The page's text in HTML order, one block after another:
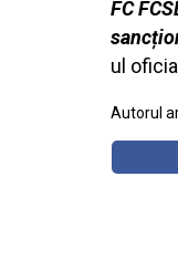
FC
ul
Autorul